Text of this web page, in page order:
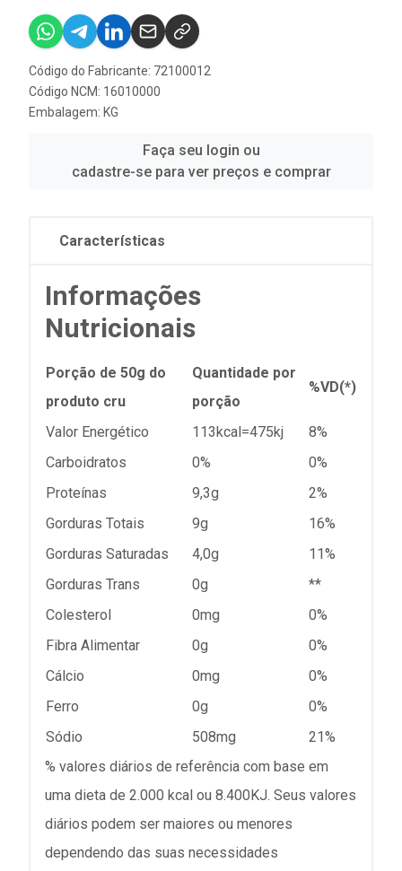
Código do Fabricante: 72100012
Código NCM: 16010000
Embalagem: KG
Faça seu login ou
cadastre-se para ver preços e comprar
Características
Informações
Nutricionais
Porção de 50g do
produto cru
Quantidade por
porção
%VD(*)
Valor Energético 113kcal=475kj
8%
Carboidratos
0%
0%
Proteínas
9,3g
2%
Gorduras Totais
9g
16%
Gorduras Saturadas
4,0g
11%
Gorduras Trans
0g
**
Colesterol
0mg
0%
Fibra Alimentar
0g
0%
Cálcio
0mg
0%
Ferro
0g
0%
Sódio
508mg
21%
% valores diários de referência com base em
uma dieta de 2.000 kcal ou 8.400KJ. Seus valores
diários podem ser maiores ou menores
dependendo das suas necessidades